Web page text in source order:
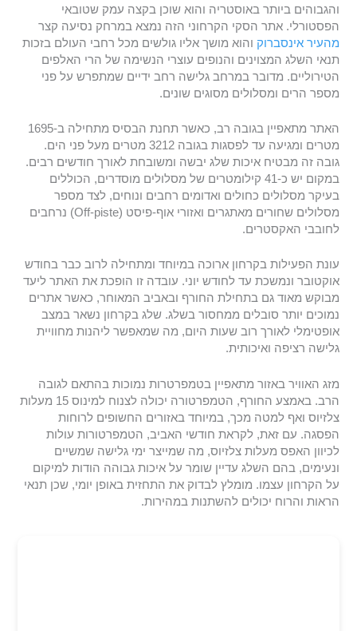
והגבוהים ביותר באוסטריה והוא שוכן בקצה עמק שטובאי
הפסטורלי. אתר הסקי הקרחוני הזה נמצא במרחק נסיעה קצר
מהעיר אינסברוק והוא מושך אליו גולשים מכל רחבי העולם בזכות
תנאי השלג המצוינים והנופים עוצרי הנשימה של הרי האלפים
הטירוליים. מדובר במרחב גלישה רחב ידיים שמתפרש על פני
מספר הרים ומסלולים מסוגים שונים.
האתר מתאפיין בגובה רב, כאשר תחנת הבסיס מתחילה ב-1695
מטרים ומגיעה עד לפסגות בגובה 3212 מטרים מעל פני הים.
גובה זה מבטיח איכות שלג יבשה ומשובחת לאורך חודשים רבים.
במקום יש כ-41 קילומטרים של מסלולים מוסדרים, הכוללים
בעיקר מסלולים כחולים ואדומים רחבים ונוחים, לצד מספר
מסלולים שחורים מאתגרים ואזורי אוף-פיסט (Off-piste) נרחבים
לחובבי האקסטרים.
עונת הפעילות בקרחון ארוכה במיוחד ומתחילה לרוב כבר בחודש
אוקטובר ונמשכת עד לחודש יוני. עובדה זו הופכת את האתר ליעד
מבוקש מאוד גם בתחילת החורף ובאביב המאוחר, כאשר אתרים
נמוכים יותר סובלים ממחסור בשלג. שלג בקרחון נשאר במצב
אופטימלי לאורך רוב שעות היום, מה שמאפשר ליהנות מחוויית
גלישה רציפה ואיכותית.
מזג האוויר באזור מתאפיין בטמפרטרות נמוכות בהתאם לגובה
הרב. באמצע החורף, הטמפרטורה יכולה לצנוח למינוס 15 מעלות
צלזיוס ואף למטה מכך, במיוחד באזורים החשופים לרוחות
הפסגה. עם זאת, לקראת חודשי האביב, הטמפרטורות עולות
לכיוון האפס מעלות צלזיוס, מה שמייצר ימי גלישה שמשיים
ונעימים, בהם השלג עדיין שומר על איכות גבוהה הודות למיקום
על הקרחון עצמו. מומלץ לבדוק את התחזית באופן יומי, שכן תנאי
הראות והרוח יכולים להשתנות במהירות.